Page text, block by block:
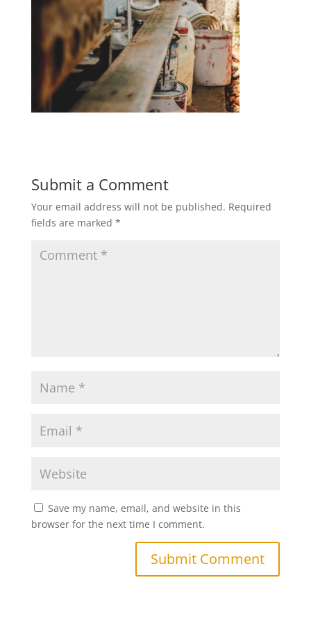
Submit a Comment
Your email address will not be published. Required
fields are marked *
Save my name, email, and website in this
browser for the next time I comment.